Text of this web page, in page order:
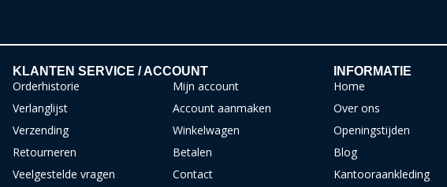
KLANTEN SERVICE / ACCOUNT
Orderhistorie
Verlanglijst
Verzending
Retourneren
Veelgestelde vragen
Mijn account
Account aanmaken
Winkelwagen
Betalen
Contact
INFORMATIE
Home
Over ons
Openingstijden
Blog
Kantooraankleding